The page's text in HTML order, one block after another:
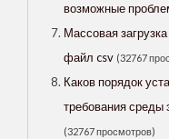
возможные
Массовая
файл csv (32767
Каков порядок
требования среды
(32767 просмотров)